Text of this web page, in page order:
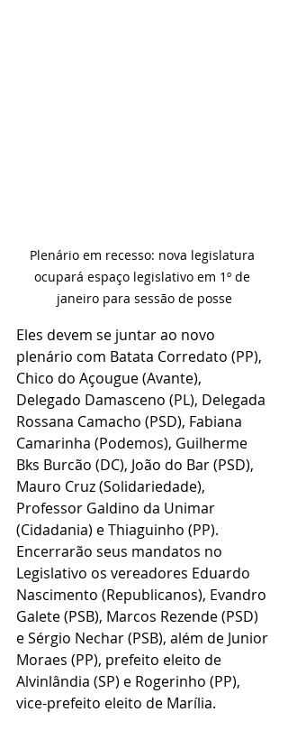
Plenário em recesso: nova legislatura
ocupará espaço legislativo em 1º de
janeiro para sessão de posse
Eles devem se juntar ao novo
plenário com Batata Corredato (PP),
Chico do Açougue (Avante),
Delegado Damasceno (PL), Delegada
Rossana Camacho (PSD), Fabiana
Camarinha (Podemos), Guilherme
Bks Burcão (DC), João do Bar (PSD),
Mauro Cruz (Solidariedade),
Professor Galdino da Unimar
(Cidadania) e Thiaguinho (PP).
Encerrarão seus mandatos no
Legislativo os vereadores Eduardo
Nascimento (Republicanos), Evandro
Galete (PSB), Marcos Rezende (PSD)
e Sérgio Nechar (PSB), além de Junior
Moraes (PP), prefeito eleito de
Alvinlândia (SP) e Rogerinho (PP),
vice-prefeito eleito de Marília.